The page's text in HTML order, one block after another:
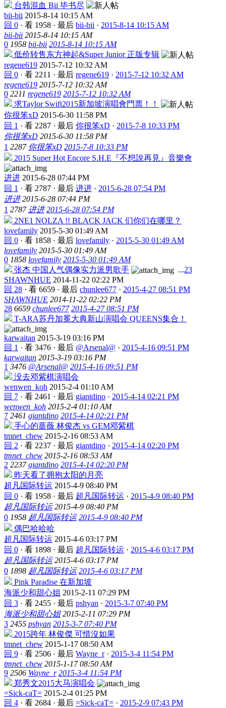
台韩混血 Bii 毕书尽
bii-bii 2015-8-14 10:15 AM
回 0 · 看 1958 · 最后 bii-bii · 2015-8-14 10:15 AM
bii-bii 2015-8-14 10:15 AM
0 1958 bii-bii 2015-8-14 10:15 AM
低价转售东方神起&Super Junior 正版专辑
regene619 2015-7-12 10:32 AM
回 0 · 看 2211 · 最后 regene619 · 2015-7-12 10:32 AM
regene619 2015-7-12 10:32 AM
0 2211 regene619 2015-7-12 10:32 AM
求Taylor Swift2015新加坡演唱會門票！！
你很笨xD 2015-6-30 11:58 PM
回 1 · 看 2287 · 最后 你很笨xD · 2015-7-8 10:33 PM
你很笨xD 2015-6-30 11:58 PM
1 2287 你很笨xD 2015-7-8 10:33 PM
2015 Super Hot Encore S.H.E『不想說再見』音樂會
进进 2015-6-28 07:44 PM
回 1 · 看 2787 · 最后 进进 · 2015-6-28 07:54 PM
进进 2015-6-28 07:44 PM
1 2787 进进 2015-6-28 07:54 PM
2NE1 NOLZA !! BLACK JACK 们你们在哪里？
lovefamily 2015-5-30 01:49 AM
回 0 · 看 1858 · 最后 lovefamily · 2015-5-30 01:49 AM
lovefamily 2015-5-30 01:49 AM
0 1858 lovefamily 2015-5-30 01:49 AM
张杰 中国人气偶像实力派男歌手
...23
SHAWNHUE 2014-11-22 02:22 PM
回 28 · 看 6659 · 最后 chunlee677 · 2015-4-27 08:51 PM
SHAWNHUE 2014-11-22 02:22 PM
28 6659 chunlee677 2015-4-27 08:51 PM
T-ARA苏丹加冕大典新山演唱会 QUEENS集合！
karwaitan 2015-3-19 03:16 PM
回 1 · 看 3476 · 最后 @Arsenal@ · 2015-4-16 09:51 PM
karwaitan 2015-3-19 03:16 PM
1 3476 @Arsenal@ 2015-4-16 09:51 PM
没去邓紫棋演唱会
wenwen_koh 2015-2-4 01:10 AM
回 7 · 看 2461 · 最后 giantdino · 2015-4-14 02:21 PM
wenwen_koh 2015-2-4 01:10 AM
7 2461 giantdino 2015-4-14 02:21 PM
手心的蔷薇 林俊杰 vs GEM邓紫棋
tmnet_chew 2015-2-16 08:53 AM
回 2 · 看 2237 · 最后 giantdino · 2015-4-14 02:20 PM
tmnet_chew 2015-2-16 08:53 AM
2 2237 giantdino 2015-4-14 02:20 PM
昨天看了拥抱太阳的月亮
超凡国际转运 2015-4-9 08:40 PM
回 0 · 看 1958 · 最后 超凡国际转运 · 2015-4-9 08:40 PM
超凡国际转运 2015-4-9 08:40 PM
0 1958 超凡国际转运 2015-4-9 08:40 PM
偶巴哈哈哈
超凡国际转运 2015-4-6 03:17 PM
回 0 · 看 1898 · 最后 超凡国际转运 · 2015-4-6 03:17 PM
超凡国际转运 2015-4-6 03:17 PM
0 1898 超凡国际转运 2015-4-6 03:17 PM
Pink Paradise 在新加坡
海派少和甜心姐 2015-2-11 07:29 PM
回 3 · 看 2455 · 最后 pshyan · 2015-3-7 07:40 PM
海派少和甜心姐 2015-2-11 07:29 PM
3 2455 pshyan 2015-3-7 07:40 PM
2015跨年 林俊傑 可惜沒如果
tmnet_chew 2015-1-17 08:50 AM
回 9 · 看 2506 · 最后 Wayne_r· 2015-3-4 11:54 PM
tmnet_chew 2015-1-17 08:50 AM
9 2506 Wayne_r 2015-3-4 11:54 PM
郑秀文2015大马演唱会
=Sick-caT= 2015-2-4 01:25 PM
回 4 · 看 2684 · 最后 =Sick-caT= · 2015-2-9 07:43 PM